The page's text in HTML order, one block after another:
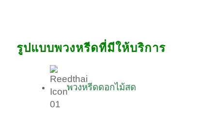
รูปแบบพวงหรีดที่มีให้บริการ
พวงหรีดดอกไม้สด